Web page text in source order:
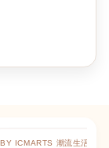
BY ICMARTS 潮流生活百貨